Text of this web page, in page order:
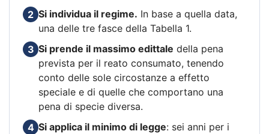
2 Si individua il regime. In base a quella data,
una delle tre fasce della Tabella 1.
3 Si prende il massimo edittale della pena
prevista per il reato consumato, tenendo
conto delle sole circostanze a effetto
speciale e di quelle che comportano una
pena di specie diversa.
4 Si applica il minimo di legge: sei anni per i